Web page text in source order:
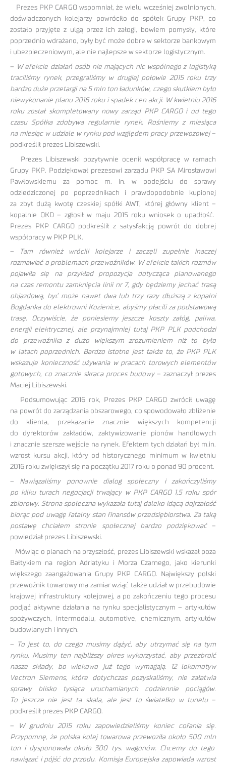
Prezes PKP CARGO wspomniał, że wielu wcześniej zwolnionych,
doświadczonych kolejarzy powróciło do spółek Grupy PKP, co
zostało przyjęte z ulgą przez ich załogi, bowiem pomysły, które
poprzednio wdrażano, były być może dobre w sektorze bankowym
i ubezpieczeniowym, ale nie najlepsze w sektorze logistycznym.
– W efekcie działań osób nie mających nic wspólnego z logistyką
traciliśmy rynek, przegraliśmy w drugiej połowie 2015 roku trzy
bardzo duże przetargi na 5 mln ton ładunków, czego skutkiem było
niewykonanie planu 2016 roku i spadek cen akcji. W kwietniu 2016
roku został skompletowany nowy zarząd PKP CARGO i od tego
czasu Spółka zdobywa regularnie rynek. Rośniemy z miesiąca
na miesiąc w udziale w rynku pod względem pracy przewozowej–
podkreślił prezes Libiszewski.
Prezes Libiszewski pozytywnie ocenił współpracę w ramach
Grupy PKP. Podziękował prezesowi zarządu PKP SA Mirosławowi
Pawłowskiemu za pomoc m. in. w podejściu do sprawy
odziedziczonej po poprzednikach i prawdopodobnie kupionej
za zbyt dużą kwotę czeskiej spółki AWT, której główny klient –
kopalnie OKD – zgłosił w maju 2015 roku wniosek o upadłość.
Prezes PKP CARGO podkreślił z satysfakcją powrót do dobrej
współpracy w PKP PLK.
–
Tam również wrócili kolejarze i zaczęli zupełnie inaczej
rozmawiać o problemach przewoźników. W efekcie takich rozmów
pojawiła się na przykład propozycja dotycząca planowanego
na czas remontu zamknięcia linii nr 7, gdy będziemy jechać trasą
objazdową, być może nawet dwa lub trzy razy dłuższą z kopalni
Bogdanka do elektrowni Kozienice, abyśmy płacili za podstawową
trasę. Oczywiście, że poniesiemy jeszcze koszty załóg, paliwa,
energii elektrycznej, ale przynajmniej tutaj PKP PLK podchodzi
do przewoźnika z dużo większym zrozumieniem niż to było
w latach poprzednich. Bardzo istotne jest także to, że PKP PLK
wskazuje konieczność używania w pracach torowych elementów
gotowych, co znacznie skraca proces budowy– zaznaczył prezes
Maciej Libiszewski.
Podsumowując 2016 rok, Prezes PKP CARGO zwrócił uwagę
na powrót do zarządzania obszarowego, co spowodowało zbliżenie
do klienta, przekazanie znacznie większych kompetencji
do dyrektorów zakładów, zaktywizowanie pionów handlowych
i znacznie szersze wejście na rynek. Efektem tych działań był m.in.
wzrost kursu akcji, który od historycznego minimum w kwietniu
2016 roku zwiększył się na początku 2017 roku o ponad 90 procent.
– Nawiązaliśmy ponownie dialog społeczny i zakończyliśmy
po kilku turach negocjacji trwający w PKP CARGO 1,5 roku spór
zbiorowy. Strona społeczna wykazała tutaj daleko idącą dojrzałość
biorąc pod uwagę fatalny stan finansów przedsiębiorstwa. Za taką
postawę chciałem stronie społecznej bardzo podziękować–
powiedział prezes Libiszewski.
Mówiąc o planach na przyszłość, prezes Libiszewski wskazał poza
Bałtykiem na region Adriatyku i Morza Czarnego, jako kierunki
większego zaangażowania Grupy PKP CARGO. Największy polski
przewoźnik towarowy ma zamiar wziąć także udział w przebudowie
krajowej infrastruktury kolejowej, a po zakończeniu tego procesu
podjąć aktywne działania na rynku specjalistycznym – artykułów
spożywczych, intermodalu, automotive, chemicznym, artykułów
budowlanych i innych.
–
To jest to, do czego musimy dążyć, aby utrzymać się na tym
rynku. Musimy ten najbliższy okres wykorzystać, aby przezbroić
nasze składy, bo wiekowo już tego wymagają. 12 lokomotyw
Vectron Siemens, które dotychczas pozyskaliśmy, nie załatwia
sprawy blisko tysiąca uruchamianych codziennie pociągów.
To jeszcze nie jest ta skala, ale jest to światełko w tunelu–
podkreślił prezes PKP CARGO.
–
W grudniu 2015 roku zapowiedzieliśmy koniec cofania się.
Przypomnę, że polska kolej towarowa przewoziła około 500 mln
ton i dysponowała około 300 tys. wagonów. Chcemy do tego
nawiązać i pójść do przodu. Komisja Europejska zapowiada wzrost